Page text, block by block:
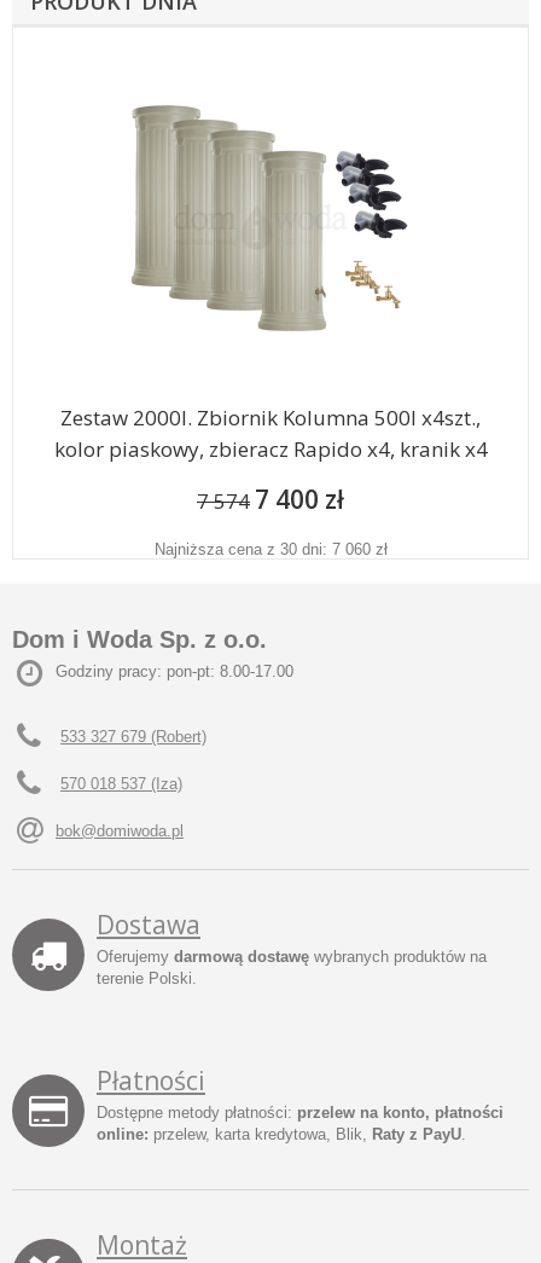
Zestaw 2000l. Zbiornik Kolumna 500l x4szt.,
kolor piaskowy, zbieracz Rapido x4, kranik x4
7 574 7 400 zł
Najniższa cena z 30 dni: 7 060 zł
Dom i Woda Sp. z o.o.
Godziny pracy: pon-pt: 8.00-17.00
533 327 679 (Robert)
570 018 537 (Iza)
bok@domiwoda.pl
Dostawa
Oferujemy darmową dostawę wybranych produktów na
terenie Polski.
Płatności
Dostępne metody płatności: przelew na konto, płatności
online: przelew, karta kredytowa, Blik, Raty z PayU
Montaż